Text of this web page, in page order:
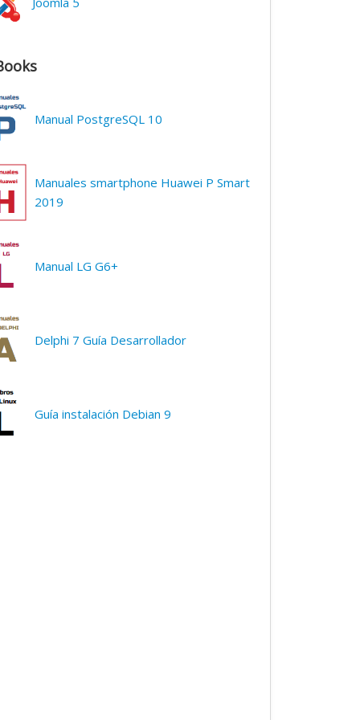
Manual PostgreSQL 10
Manuales smartphone Huawei P Smart
2019
Manual LG G6+
Delphi 7 Guía Desarrollador
Guía instalación Debian 9